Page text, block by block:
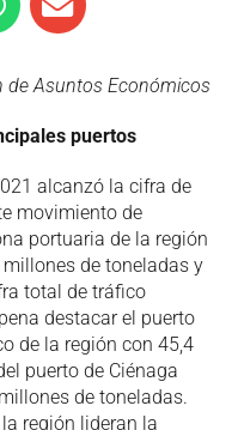
de Asuntos Económicos
puertos
alcanzó la cifra de
movimiento de
portuaria de la región
de toneladas y
total de tráfico
destacar el puerto
de la región con 45,4
puerto de Ciénaga
de toneladas.
región lideran la